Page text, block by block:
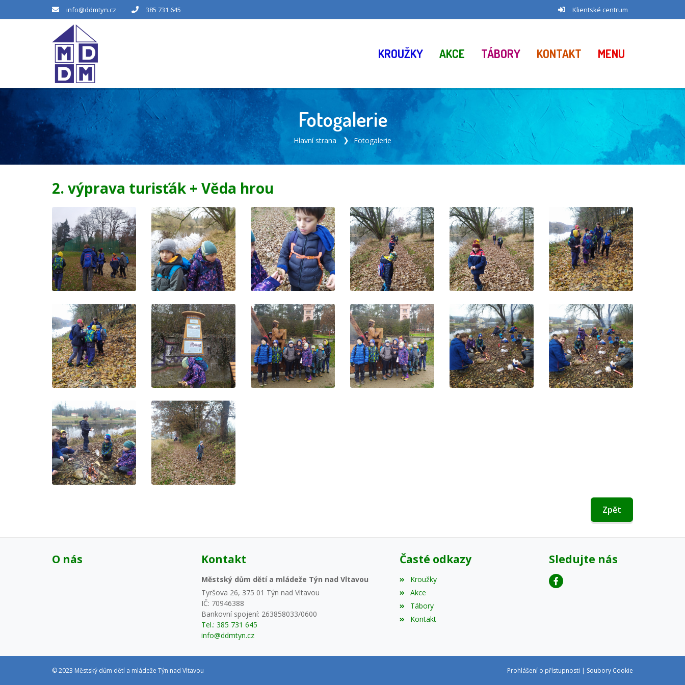
info@ddmtyn.cz 385 731 645 Klientské centrum
KROUŽKY AKCE TÁBORY KONTAKT MENU
Fotogalerie
Hlavní strana Fotogalerie
2. výprava turisťák + Věda hrou
Zpět
O nás Kontakt
Městský dům dětí a mládeže Týn nad Vltavou
Tyršova 26, 375 01 Týn nad Vltavou
IČ: 70946388
Bankovní spojení: 263858033/0600
Tel.: 385 731 645
info@ddmtyn.cz
Časté odkazy
Kroužky
Akce
Tábory
Kontakt
Sledujte nás
© 2023 Městský dům dětí a mládeže Týn nad Vltavou Prohlášení o přístupnosti | Soubory Cookie